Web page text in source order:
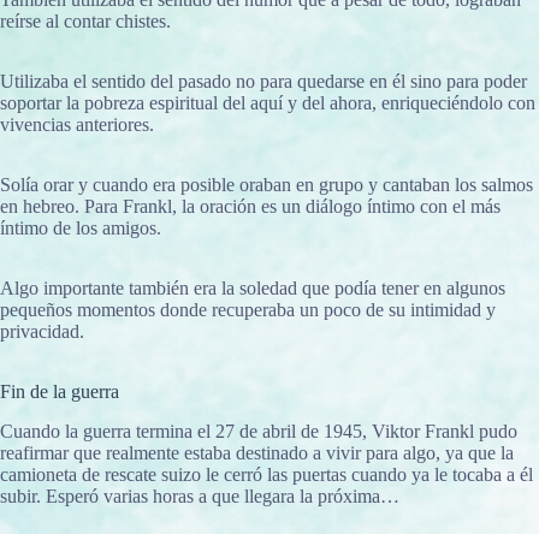
reírse al contar chistes.
Utilizaba el sentido del pasado no para quedarse en él sino para poder
soportar la pobreza espiritual del aquí y del ahora, enriqueciéndolo con
vivencias anteriores.
Solía orar y cuando era posible oraban en grupo y cantaban los salmos
en hebreo. Para Frankl, la oración es un diálogo íntimo con el más
íntimo de los amigos.
Algo importante también era la soledad que podía tener en algunos
pequeños momentos donde recuperaba un poco de su intimidad y
privacidad.
Fin de la guerra
Cuando la guerra termina el 27 de abril de 1945, Viktor Frankl pudo
reafirmar que realmente estaba destinado a vivir para algo, ya que la
camioneta de rescate suizo le cerró las puertas cuando ya le tocaba a él
subir. Esperó varias horas a que llegara la próxima…